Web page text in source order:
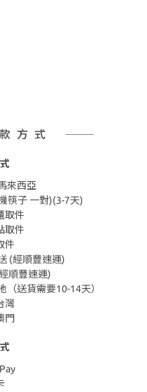
方式
來西亞
筷子 一對)(3-7天)
取件
取件
件
(經順豐速運)
順豐速運)
（送貨需要10-14天）
灣
門